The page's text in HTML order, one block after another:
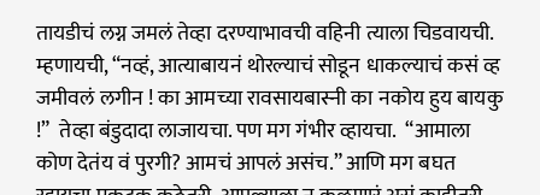
तायडीचं लग्न जमलं तेव्हा दरण्याभावची वहिनी त्याला चिडवायची.
म्हणायची, “नव्हं, आत्याबायनं थोरल्याचं सोडून धाकल्याचं कसं व्ह
जमीवलं लगीन ! का आमच्या रावसायबास्नी का नकोय हुय बायकु
!” तेव्हा बंडुदादा लाजायचा. पण मग गंभीर व्हायचा. “आमाला
कोण देतंय वं पुरगी? आमचं आपलं असंच.” आणि मग बघत